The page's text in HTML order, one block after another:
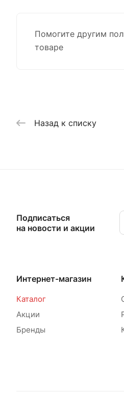
Помогите другим
товаре
Назад к списку
Подписаться
на новости и акции
Интернет-магазин
Каталог
Акции
Бренды